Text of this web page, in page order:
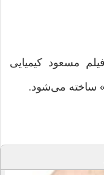
مسعود کیمیایی